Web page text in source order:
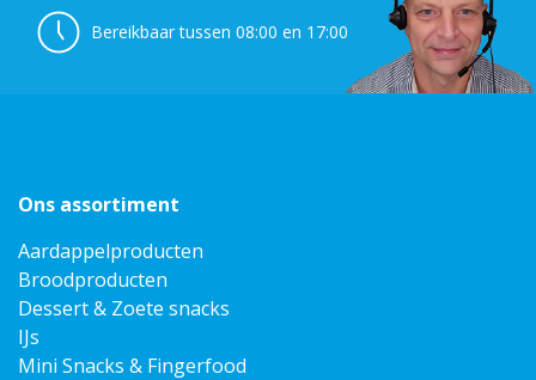
Bereikbaar tussen 08:00 en 17:00
Ons assortiment
Aardappelproducten
Broodproducten
Dessert & Zoete snacks
IJs
Mini Snacks & Fingerfood